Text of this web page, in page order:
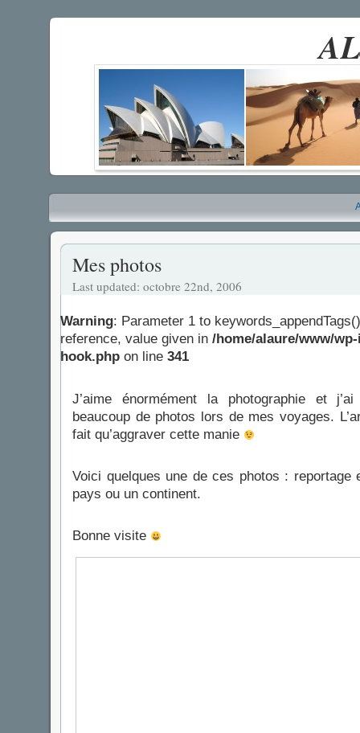
Mes photos
Last updated: octobre 22nd, 2006
Warning: Parameter 1 to
reference, value given in /home/alaure/www/
hook.php on line 341
J’aime énormément la photographie et
beaucoup de photos lors de mes voyages.
fait qu’aggraver cette manie
Voici quelques une de ces photos : reportage
pays ou un continent.
Bonne visite